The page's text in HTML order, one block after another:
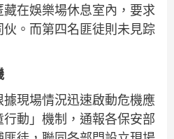
在娛樂場休息室內，要求
。而第四名匪徒則未見踪
現場情況迅速啟動危機應
動」機制，通報各保安部